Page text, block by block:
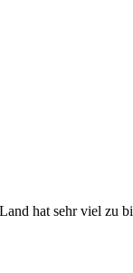
hat sehr viel zu